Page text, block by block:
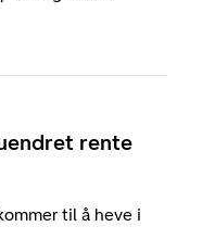
rente
til å heve i